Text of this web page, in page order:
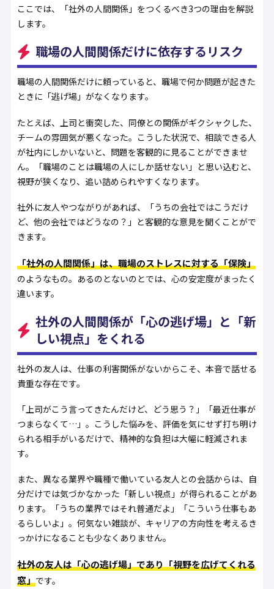
ここでは、「社外の人間関係」をつくるべき3つの理由を解説
します。
職場の人間関係だけに依存するリスク
職場の人間関係だけに頼っていると、職場で何か問題が起きた
ときに「逃げ場」がなくなります。
たとえば、上司と衝突した、同僚との関係がギクシャクした、
チームの雰囲気が悪くなった。こうした状況で、相談できる人
が社内にしかいないと、問題を客観的に見ることができませ
ん。「職場のことは職場の人にしか話せない」と思い込むと、
視野が狭くなり、追い詰められやすくなります。
社外に友人やつながりがあれば、「うちの会社ではこうだけ
ど、他の会社ではどうなの？」と客観的な意見を聞くことがで
きます。
「社外の人間関係」は、職場のストレスに対する「保険」
のようなもの。あるのとないのとでは、心の安定度がまったく
違います。
社外の人間関係が「心の逃げ場」と「新
しい視点」をくれる
社外の友人は、仕事の利害関係がないからこそ、本音で話せる
貴重な存在です。
「上司がこう言ってきたんだけど、どう思う？」「最近仕事が
つまらなくて…」。こうした悩みを、評価を気にせず打ち明け
られる相手がいるだけで、精神的な負担は大幅に軽減されま
す。
また、異なる業界や職種で働いている友人との会話からは、自
分だけでは気づかなかった「新しい視点」が得られることがあ
ります。「うちの業界ではそれ普通だよ」「こういう仕事もあ
るらしいよ」。何気ない雑談が、キャリアの方向性を考えるき
っかけになることも少なくありません。
社外の友人は「心の逃げ場」であり「視野を広げてくれる
窓」です。